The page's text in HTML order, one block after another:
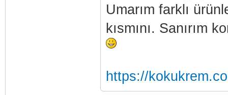
Umarım farklı
kısmını. Sanırım
https://